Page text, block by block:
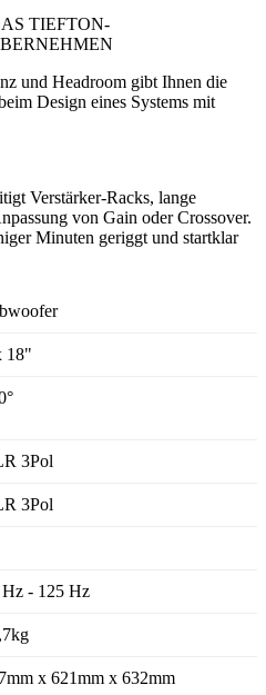
TIEFTON-
und Headroom gibt Ihnen die
Design eines Systems mit
Verstärker-Racks, lange
von Gain oder Crossover.
Minuten geriggt und startklar
18"
3Pol
3Pol
- 125 Hz
x 621mm x 632mm